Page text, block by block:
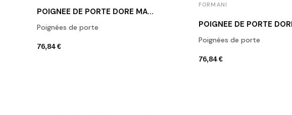
POIGNÉE DE PORTE DORÉ MAT FORMANI LB2-19 IM
Poignées de porte
76,84 €
FORMANI
Poignées de porte
76,84 €